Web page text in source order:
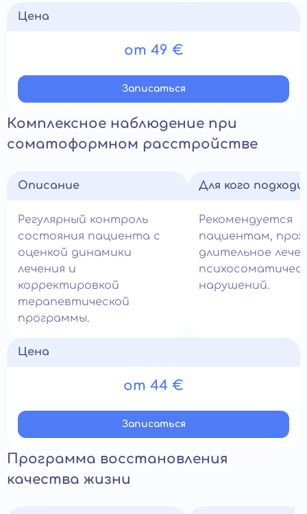
Цена
от 49 €
Записатьcя
Комплексное наблюдение при
соматоформном расстройстве
Описание
Регулярный контроль
состояния пациента с
оценкой динамики
лечения и
корректировкой
терапевтической
программы.
Для кого
Рекомендуется
пациентам,
длительное
нарушений.
Цена
от 44 €
Записатьcя
Программа восстановления
качества жизни